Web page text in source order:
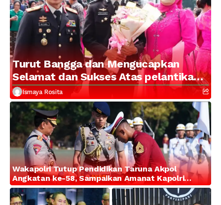
Turut Bangga dan Mengucapkan
Selamat dan Sukses Atas pelantikan
Putra Brigjen Pol Drs, A.M Kamal.
Sebagai Perwira Polri Lulusan AKPOL
2026
Ismaya Rosita
Wakapolri Tutup Pendidikan Taruna Akpol
Angkatan ke-58, Sampaikan Amanat Kapolri
kepada 282 Capaja